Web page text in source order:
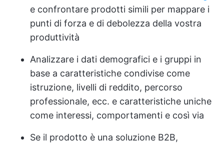
e confrontare prodotti simili per mappare i
punti di forza e di debolezza della vostra
produttività
Analizzare i dati demografici e i gruppi in
base a caratteristiche condivise come
istruzione, livelli di reddito, percorso
professionale, ecc. e caratteristiche uniche
come interessi, comportamenti e così via
Se il prodotto è una soluzione B2B,